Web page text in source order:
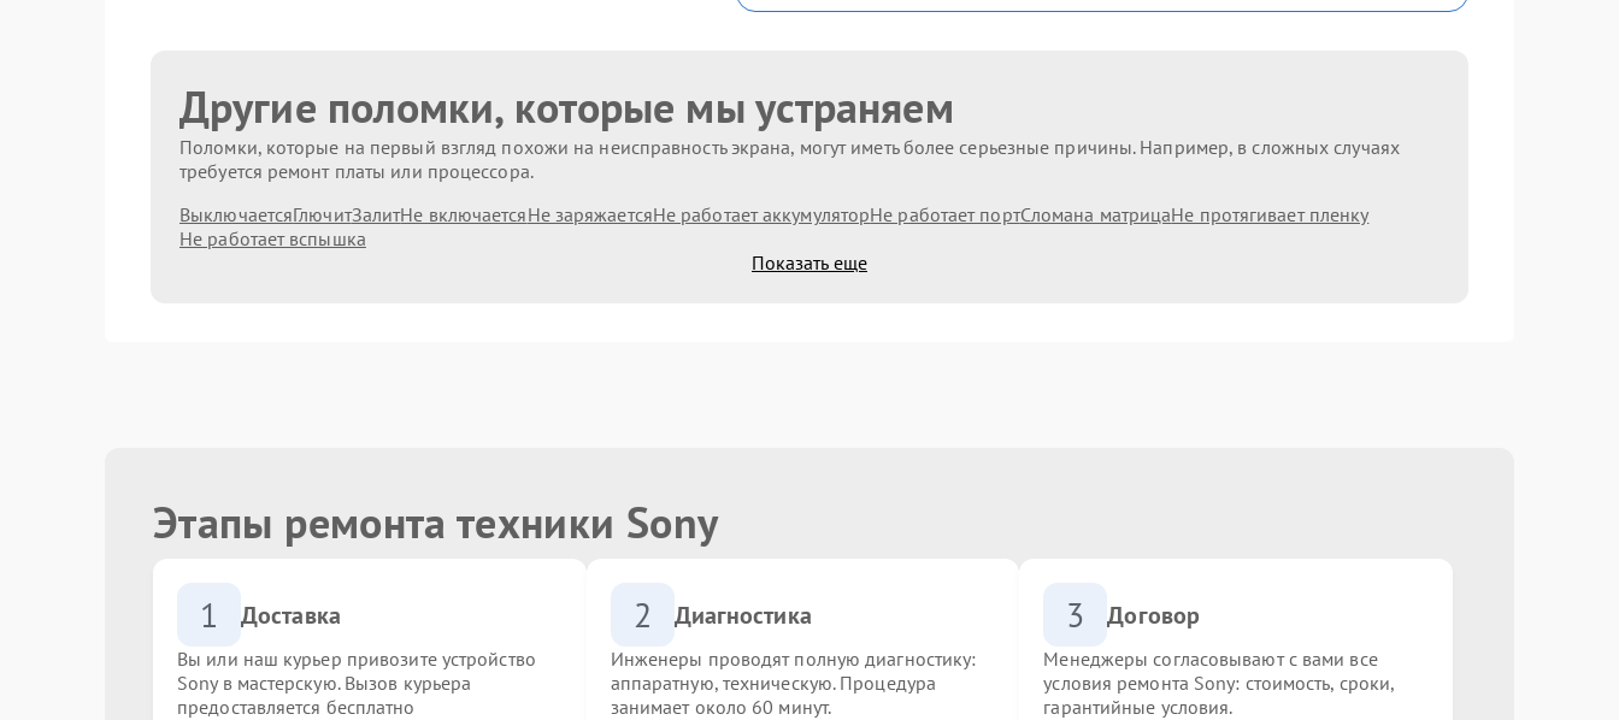
Другие поломки, которые мы устраняем
Поломки, которые на первый взгляд похожи на неисправность экрана, могут иметь более серьезные причины. Например, в сложных случаях
требуется ремонт платы или процессора.
ВыключаетсяГлючитЗалитНе включаетсяНе заряжаетсяНе работает аккумуляторНе работает портСломана матрицаНе протягивает пленку
Не работает вспышка
Показать еще
Этапы ремонта техники Sony
1 Доставка
Вы или наш курьер привозите устройство
Sony в мастерскую. Вызов курьера
предоставляется бесплатно
2 Диагностика
Инженеры проводят полную диагностику:
аппаратную, техническую. Процедура
занимает около 60 минут.
3 Договор
Менеджеры согласовывают с вами все
условия ремонта Sony: стоимость, сроки,
гарантийные условия.